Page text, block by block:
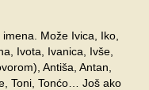
Može Ivica, Iko,
Ivota, Ivanica, Ivše,
Antiša, Antan,
Toni, Tonćo… Još ako